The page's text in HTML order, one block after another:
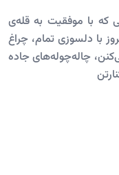
که با موفقیت به قله‌ی
با دلسوزی تمام، چراغ
چاله‌چوله‌های جاده